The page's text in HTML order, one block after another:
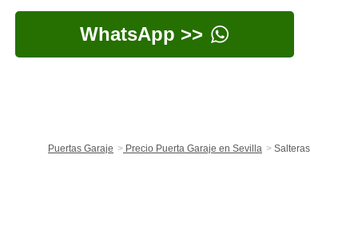
WhatsApp >>
Puertas Garaje Precio Puerta Garaje en Sevilla Salteras